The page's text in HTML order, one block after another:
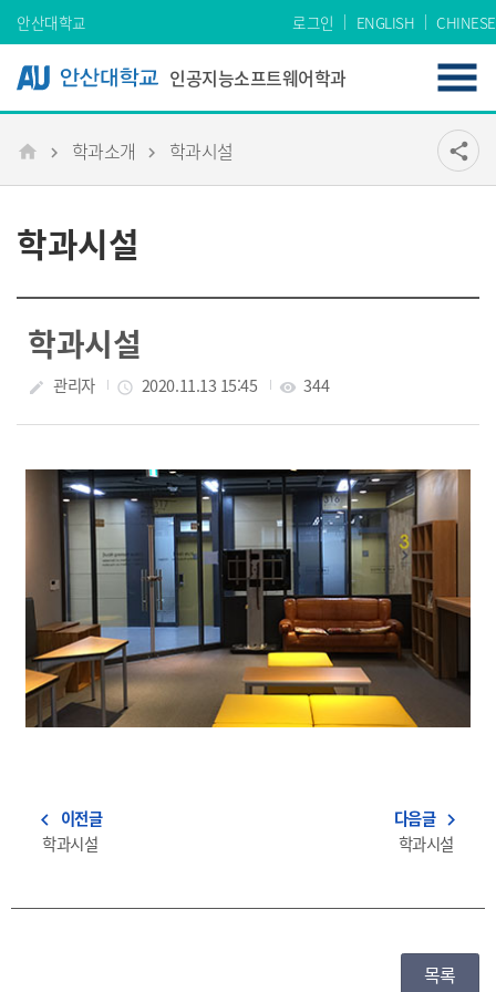
Skip Menu
안산대학교 로그인 ENGLISH CHINESE
인공지능소프트웨어학과
메인 학과소개 학과시설 공유
share
학과시설
학과시설
작성자
create 관리자 작성일
access_time 2020.11.13 15:45 조회수
visibility 344
navigate_before 이전글
학과시설
다음글 navigate_next
학과시설
목록